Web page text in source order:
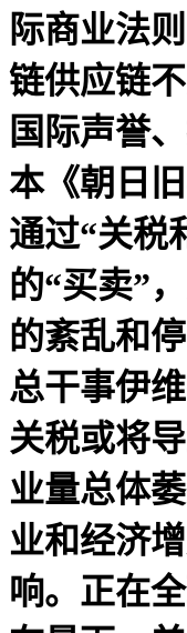
际商业法
链供应链
国际声誉
本《朝日
通过“关税
的“买卖”
的紊乱和
总干事伊
关税或将
业量总体
业和经济
响。正在